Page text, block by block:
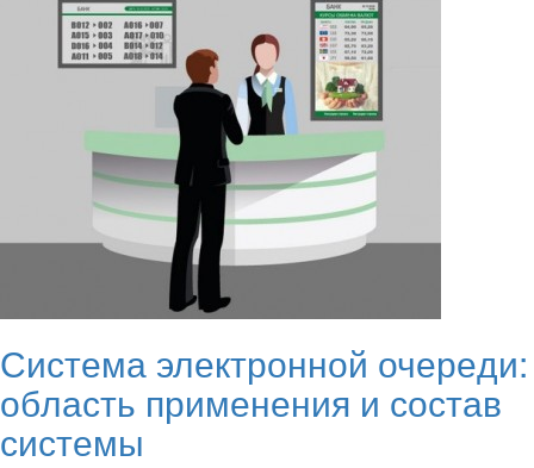
Си­сте­ма элек­трон­ной оче­ре­ди:
об­ласть при­ме­не­ния и со­став
си­сте­мы